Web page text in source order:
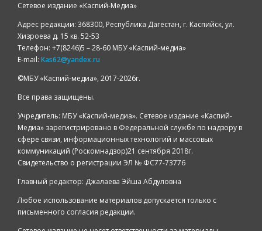
Сетевое издание «Каспий-Медиа»
Адрес редакции: 368300, Республика Дагестан, г. Каспийск, ул.
Хизроева д. 15 кв. 52-53
Телефон: +7(8246)5 – 28-60 МБУ «Каспий-медиа»
E-mail: Kas62@yandex.ru
©️МБУ «Каспий-медиа», 2017-2026г.
Все права защищены.
Учредитель: МБУ «Каспий-медиа». Сетевое издание «Каспий-
Медиа» зарегистрировано в Федеральной службе по надзору в
сфере связи, информационных технологий и массовых
коммуникаций (Роскомнадзор)21 сентября 2018г.
Свидетельство о регистрации ЭЛ № ФС77-73776
Главный редактор: Джалаева Эйша Абдуловна
Любое использование материалов допускается только с
письменного согласия редакции.